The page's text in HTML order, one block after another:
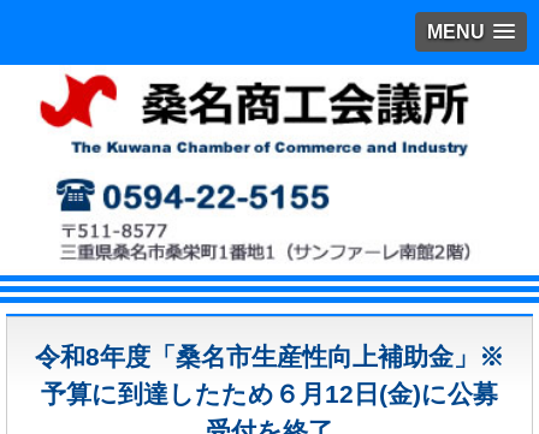
MENU
令和8年度「桑名市生産性向上補助金」※
予算に到達したため６月12日(金)に公募